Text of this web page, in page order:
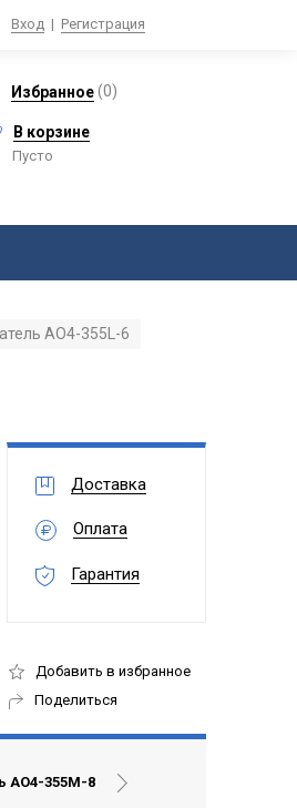
Вход | Регистрация
Избранное(0)
В корзине
Пусто
АО4-355L-6
Доставка
Оплата
Гарантия
Добавить в избранное
Поделиться
АО4-355М-8